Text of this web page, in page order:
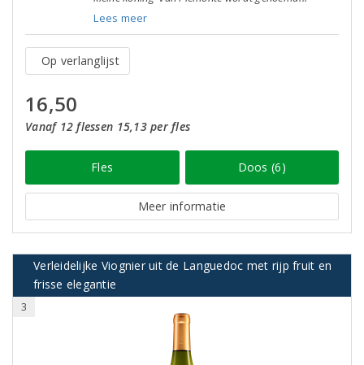
Lees meer
Op verlanglijst
16,50
Vanaf 12 flessen 15,13 per fles
Fles Doos (6)
Meer informatie
Verleidelijke Viognier uit de Languedoc met rijp fruit en
frisse elegantie
3